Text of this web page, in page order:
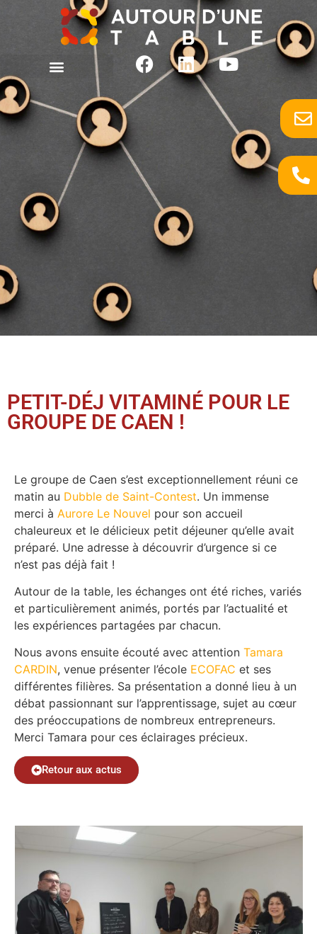
PETIT-DÉJ VITAMINÉ POUR LE
GROUPE DE CAEN !
Le groupe de Caen s’est exceptionnellement réuni ce
matin au Dubble de Saint-Contest. Un immense
merci à Aurore Le Nouvel pour son accueil
chaleureux et le délicieux petit déjeuner qu’elle avait
préparé. Une adresse à découvrir d’urgence si ce
n’est pas déjà fait !
Autour de la table, les échanges ont été riches, variés
et particulièrement animés, portés par l’actualité et
les expériences partagées par chacun.
Nous avons ensuite écouté avec attention Tamara
CARDIN, venue présenter l’école ECOFAC et ses
différentes filières. Sa présentation a donné lieu à un
débat passionnant sur l’apprentissage, sujet au cœur
des préoccupations de nombreux entrepreneurs.
Merci Tamara pour ces éclairages précieux.
Retour aux actus